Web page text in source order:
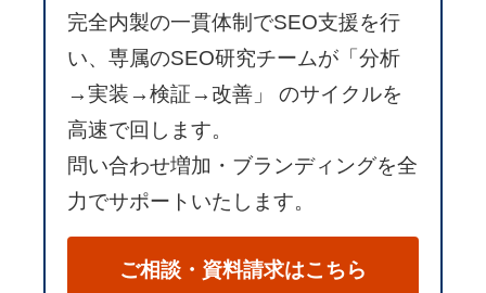
完全内製の一貫体制でSEO支援を行
い、専属のSEO研究チームが「分析
→実装→検証→改善」 のサイクルを
高速で回します。
問い合わせ増加・ブランディングを全
力でサポートいたします。
ご相談・資料請求はこちら